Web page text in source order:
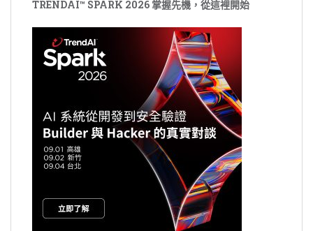
TRENDAI™ SPARK 2026 掌握先機，從這裡開始